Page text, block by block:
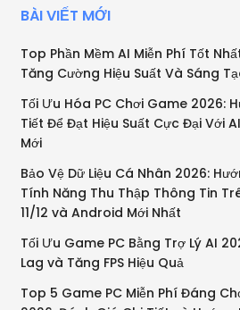
BÀI VIẾT MỚI
Top Phần Mềm AI Miễn Phí Tốt
Tăng Cường Hiệu Suất Và Sáng
Tối Ưu Hóa PC Chơi Game 2026:
Tiết Để Đạt Hiệu Suất Cực Đại Với
Mới
Bảo Vệ Dữ Liệu Cá Nhân 2026:
Tính Năng Thu Thập Thông Tin
11/12 và Android Mới Nhất
Tối Ưu Game PC Bằng Trợ Lý AI
Lag và Tăng FPS Hiệu Quả
Top 5 Game PC Miễn Phí Đáng